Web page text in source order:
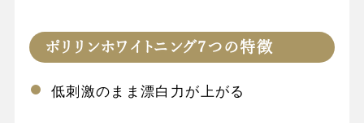
ポリリンホワイトニング7つの特徴
低刺激のまま漂白力が上がる